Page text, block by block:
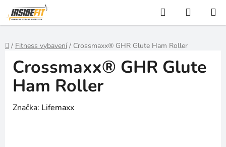
Přejít
na
obsah
Hledat
KOŠÍK
Domů
/ Fitness vybavení / Crossmaxx® GHR Glute Ham Roller
Crossmaxx® GHR Glute
Ham Roller
Značka: Lifemaxx